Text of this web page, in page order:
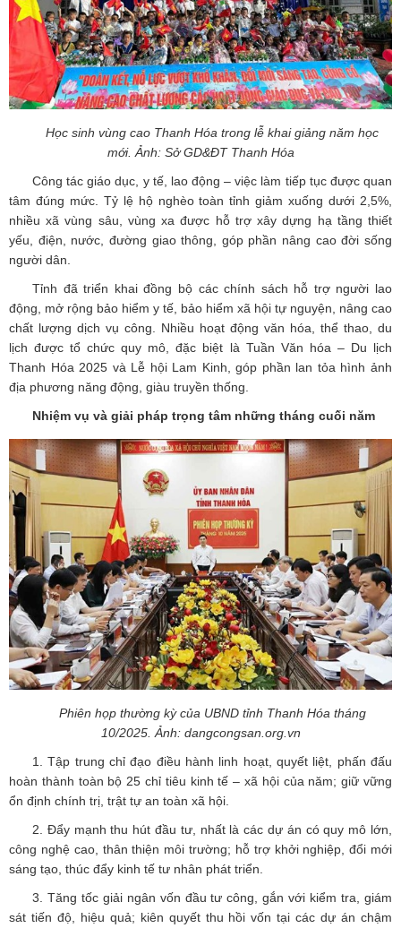
Học sinh vùng cao Thanh Hóa trong lễ khai giảng năm học
mới. Ảnh: Sở GD&ĐT Thanh Hóa
Công tác giáo dục, y tế, lao động – việc làm tiếp tục được quan
tâm đúng mức. Tỷ lệ hộ nghèo toàn tỉnh giảm xuống dưới 2,5%,
nhiều xã vùng sâu, vùng xa được hỗ trợ xây dựng hạ tầng thiết
yếu, điện, nước, đường giao thông, góp phần nâng cao đời sống
người dân.
Tỉnh đã triển khai đồng bộ các chính sách hỗ trợ người lao
động, mở rộng bảo hiểm y tế, bảo hiểm xã hội tự nguyện, nâng cao
chất lượng dịch vụ công. Nhiều hoạt động văn hóa, thể thao, du
lịch được tổ chức quy mô, đặc biệt là Tuần Văn hóa – Du lịch
Thanh Hóa 2025 và Lễ hội Lam Kinh, góp phần lan tỏa hình ảnh
địa phương năng động, giàu truyền thống.
Nhiệm vụ và giải pháp trọng tâm những tháng cuối năm
Phiên họp thường kỳ của UBND tỉnh Thanh Hóa tháng
10/2025. Ảnh: dangcongsan.org.vn
1. Tập trung chỉ đạo điều hành linh hoạt, quyết liệt, phấn đấu
hoàn thành toàn bộ 25 chỉ tiêu kinh tế – xã hội của năm; giữ vững
ổn định chính trị, trật tự an toàn xã hội.
2. Đẩy mạnh thu hút đầu tư, nhất là các dự án có quy mô lớn,
công nghệ cao, thân thiện môi trường; hỗ trợ khởi nghiệp, đổi mới
sáng tạo, thúc đẩy kinh tế tư nhân phát triển.
3. Tăng tốc giải ngân vốn đầu tư công, gắn với kiểm tra, giám
sát tiến độ, hiệu quả; kiên quyết thu hồi vốn tại các dự án chậm